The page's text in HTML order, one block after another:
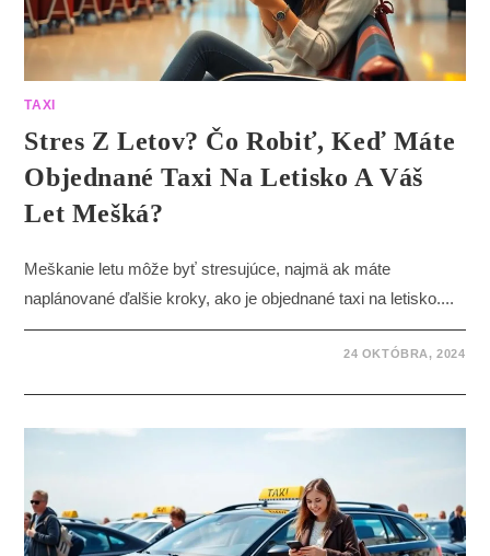
TAXI
Stres Z Letov? Čo Robiť, Keď Máte
Objednané Taxi Na Letisko A Váš
Let Mešká?
Meškanie letu môže byť stresujúce, najmä ak máte
naplánované ďalšie kroky, ako je objednané taxi na letisko....
24 OKTÓBRA, 2024